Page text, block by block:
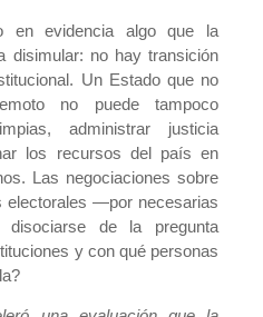
en evidencia algo que la
disimular: no hay transición
Un Estado que no
no puede tampoco
administrar justicia
los recursos del país en
Las negociaciones sobre
—por necesarias
de la pregunta
y con qué personas